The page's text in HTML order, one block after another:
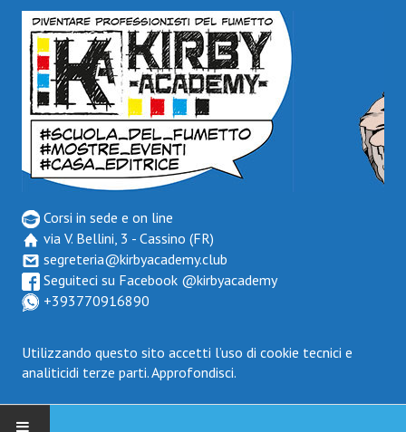
Corsi in sede e on line
via V. Bellini, 3 - Cassino (FR)
segreteria@kirbyacademy.club
Seguiteci su Facebook @kirbyacademy
+393770916890
Utilizzando questo sito accetti l’uso di cookie tecnici e
analiticidi terze parti.Approfondisci.